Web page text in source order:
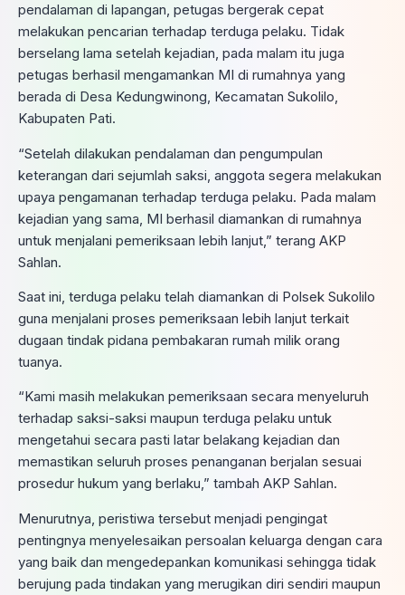
pendalaman di lapangan, petugas bergerak cepat
melakukan pencarian terhadap terduga pelaku. Tidak
berselang lama setelah kejadian, pada malam itu juga
petugas berhasil mengamankan MI di rumahnya yang
berada di Desa Kedungwinong, Kecamatan Sukolilo,
Kabupaten Pati.
“Setelah dilakukan pendalaman dan pengumpulan
keterangan dari sejumlah saksi, anggota segera melakukan
upaya pengamanan terhadap terduga pelaku. Pada malam
kejadian yang sama, MI berhasil diamankan di rumahnya
untuk menjalani pemeriksaan lebih lanjut,” terang AKP
Sahlan.
Saat ini, terduga pelaku telah diamankan di Polsek Sukolilo
guna menjalani proses pemeriksaan lebih lanjut terkait
dugaan tindak pidana pembakaran rumah milik orang
tuanya.
“Kami masih melakukan pemeriksaan secara menyeluruh
terhadap saksi-saksi maupun terduga pelaku untuk
mengetahui secara pasti latar belakang kejadian dan
memastikan seluruh proses penanganan berjalan sesuai
prosedur hukum yang berlaku,” tambah AKP Sahlan.
Menurutnya, peristiwa tersebut menjadi pengingat
pentingnya menyelesaikan persoalan keluarga dengan cara
yang baik dan mengedepankan komunikasi sehingga tidak
berujung pada tindakan yang merugikan diri sendiri maupun